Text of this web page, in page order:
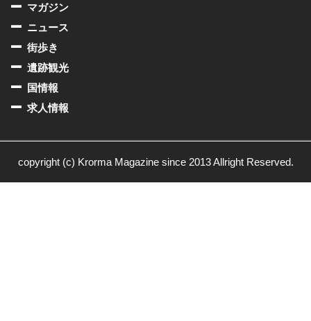
マガジン
ニュース
街歩き
遺跡観光
国情報
求人情報
copyright (c) Krorma Magazine since 2013 Allright Reserved.